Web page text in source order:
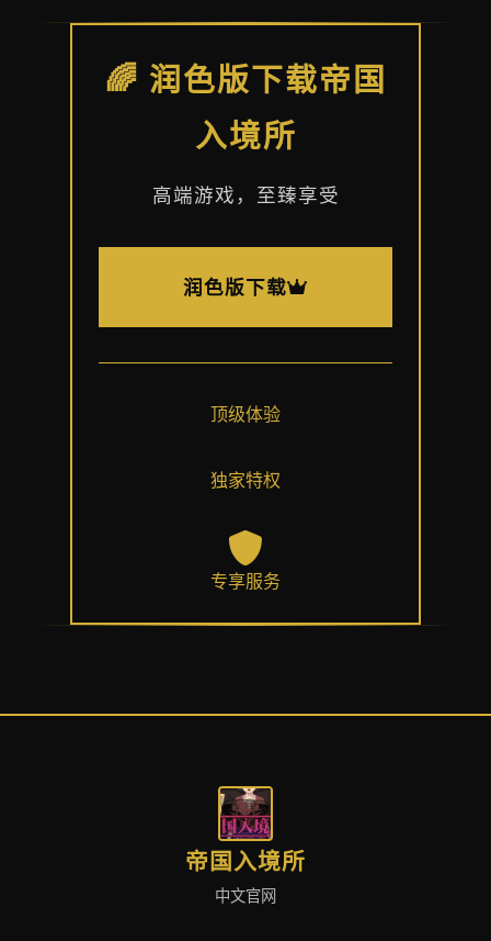
🌈 润色版下载帝国
入境所
高端游戏，至臻享受
润色版下载
顶级体验
独家特权
专享服务
帝国入境所
中文官网